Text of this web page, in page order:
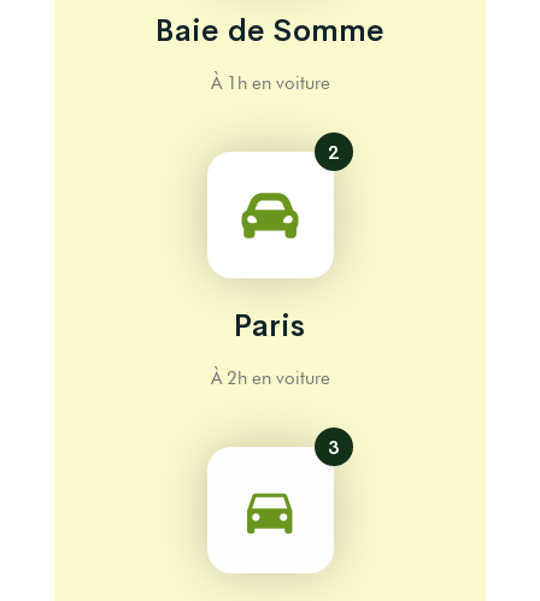
Baie de Somme
À 1h en voiture
2
Paris
À 2h en voiture
3